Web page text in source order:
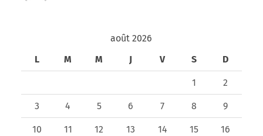
août 2026
L
M M J V S D
1 2
3 4 5 6 7 8 9
10 11 12 13 14 15 16